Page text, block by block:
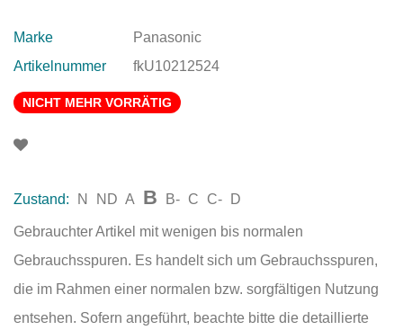
Marke
Panasonic
Artikelnummer
fkU10212524
NICHT MEHR VORRÄTIG
Zustand: N ND A B B- C C- D
Gebrauchter Artikel mit wenigen bis normalen
Gebrauchsspuren. Es handelt sich um Gebrauchsspuren,
die im Rahmen einer normalen bzw. sorgfältigen Nutzung
entsehen. Sofern angeführt, beachte bitte die detaillierte